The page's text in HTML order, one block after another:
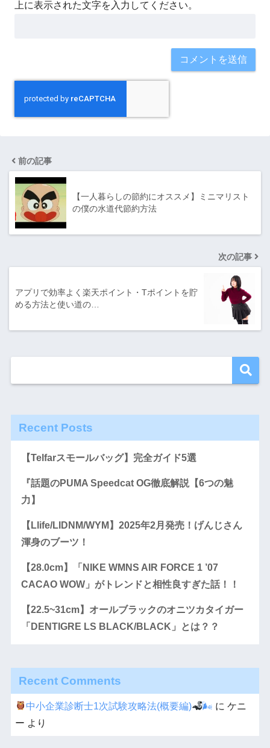
上に表示された文字を入力してください。
前の記事
【一人暮らしの節約にオススメ】ミニマリスト
の僕の水道代節約方法
次の記事
アプリで効率よく楽天ポイント・Tポイントを貯
める方法と使い道の…
Recent Posts
【Telfarスモールバッグ】完全ガイド5選
『話題のPUMA Speedcat OG徹底解説【6つの魅
力】
【Llife/LIDNM/WYM】2025年2月発売！げんじさん
渾身のブーツ！
【28.0cm】「NIKE WMNS AIR FORCE 1 ’07
CACAO WOW」がトレンドと相性良すぎた話！！
【22.5~31cm】オールブラックのオニツカタイガー
「DENTIGRE LS BLACK/BLACK」とは？？
Recent Comments
中小企業診断士1次試験攻略法(概要編) 🌬 に ケニ
ー より